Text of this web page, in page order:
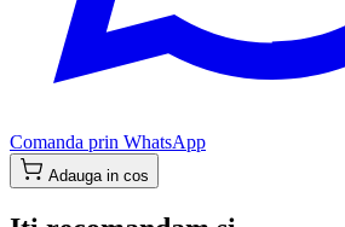
Comanda prin WhatsApp
Adauga in cos